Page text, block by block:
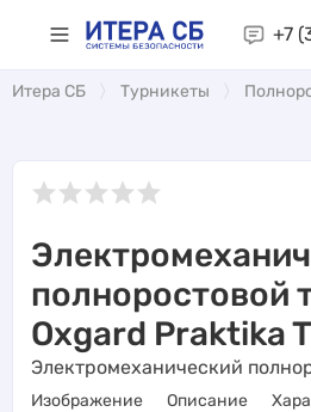
+7
Итера СБ Турникеты
полноростовой
Oxgard Praktika
Электромеханический
Изображение Описание